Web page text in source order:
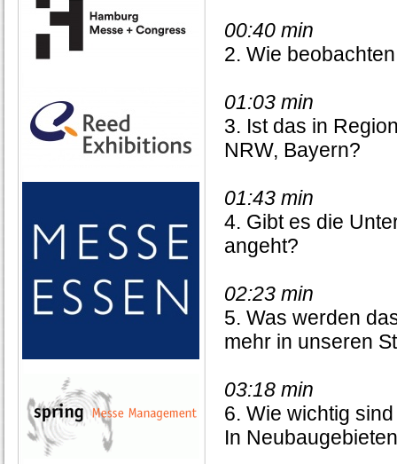
00:40 min
2. Wie
01:03 min
3. Ist das in
NRW, Bayern?
01:43 min
4. Gibt es die
angeht?
02:23 min
5. Was werden
mehr in unseren
03:18 min
6. Wie wichtig
In